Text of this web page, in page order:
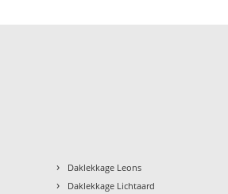
› Daklekkage Leons
› Daklekkage Lichtaard